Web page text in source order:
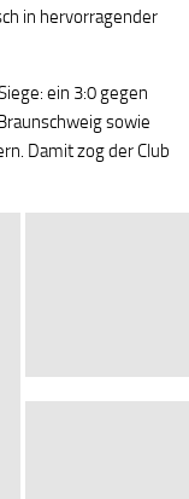
in hervorragender
ein 3:0 gegen
sowie
Damit zog der Club